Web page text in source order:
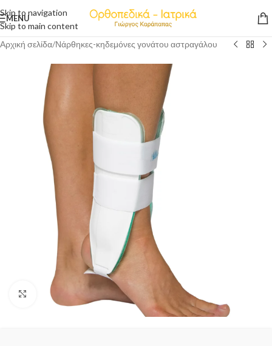
Skip to navigation
Skip to main content
MENU
Αρχική σελίδα/Νάρθηκες-κηδεμόνες γονάτου αστραγάλου
Click to enlarge